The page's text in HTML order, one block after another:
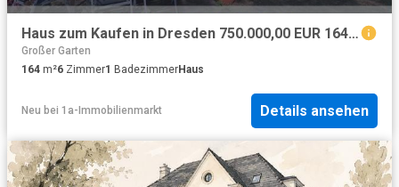
Haus zum Kaufen in Dresden 750.000,00 EUR 164.09 m²
Großer Garten
164 m²6 Zimmer1 BadezimmerHaus
Neu bei 1a-Immobilienmarkt Details ansehen